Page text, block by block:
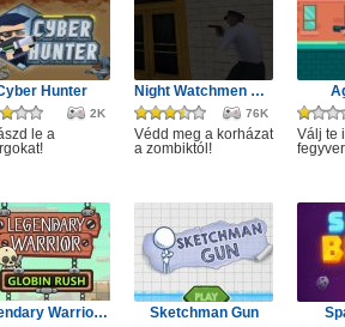
Hunter
2K
le a
Night Watchmen Stories Zombie Hospital
76K
Védd meg a korházat
a zombiktól!
Válj te
Legendary Warrior GR Sketchman Gun